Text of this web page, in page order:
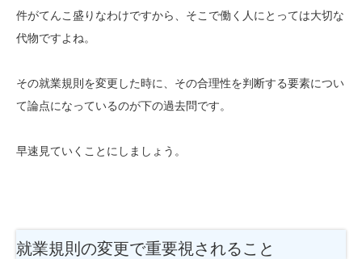
件がてんこ盛りなわけですから、そこで働く人にとっては大切な
代物ですよね。
その就業規則を変更した時に、その合理性を判断する要素につい
て論点になっているのが下の過去問です。
早速見ていくことにしましょう。
就業規則の変更で重要視されること